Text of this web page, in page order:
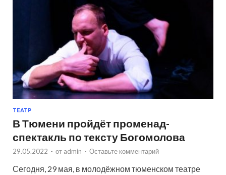
ТЕАТР
В Тюмени пройдёт променад-
спектакль по тексту Богомолова
29.05.2022 - от admin - Оставьте комментарий
Сегодня, 29 мая, в молодёжном тюменском театре